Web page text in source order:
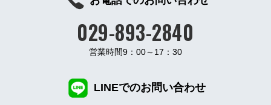
029-893-2840
営業時間9：00～17：30
LINEでのお問い合わせ